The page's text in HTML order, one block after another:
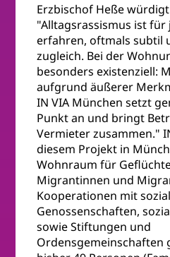
Erzbischof Heße
"Alltagsrassismus ist für
erfahren, oftmals subtil
zugleich. Bei der
besonders existenziell:
aufgrund äußerer
IN VIA München setzt
Punkt an und bringt
Vermieter zusammen."
diesem Projekt in
Wohnraum für
Migrantinnen und
Kooperationen mit
Genossenschaften,
sowie Stiftungen und
Ordensgemeinschaften